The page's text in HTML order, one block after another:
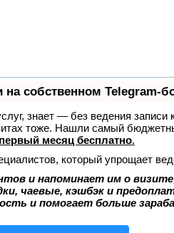
на собственном Telegram-
знает — без ведения
тоже. Нашли самый
первый месяц бесплатно.
который упрощает
и напоминает им о
чаевые, кэшбэк и
и помогает больше